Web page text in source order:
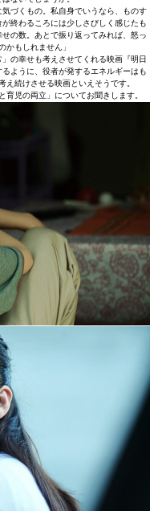
づくもの。私自身でいうなら、ものす
終わるころには少しさびしく感じたも
の数。あとで振り返ってみれば、怒っ
かもしれません」
の幸せも考えさせてくれる映画『明日
ように、役者が発するエネルギーはも
え続けさせる映画といえそうです。
児の両立」についてお聞きします。